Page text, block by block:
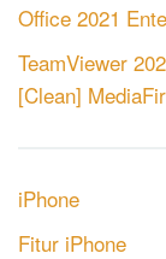
Office 2021
TeamViewer
[Clean]
iPhone
Fitur iPhone